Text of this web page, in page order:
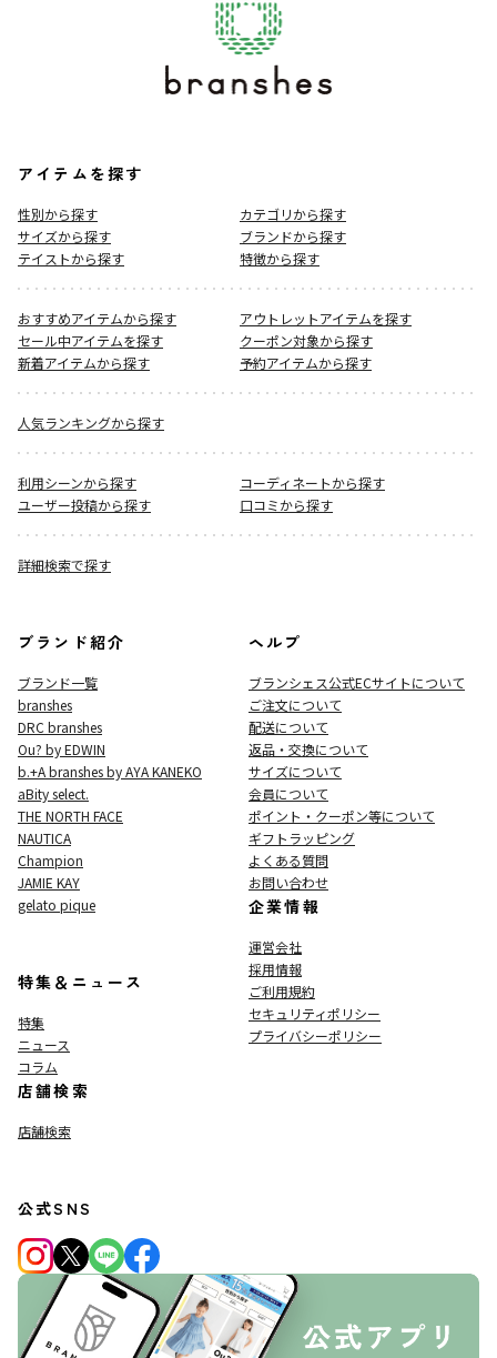
アイテムを探す
性別から探す
カテゴリから探す
サイズから探す
ブランドから探す
テイストから探す
特徴から探す
おすすめアイテムから探す
アウトレットアイテムを探す
セール中アイテムを探す
クーポン対象から探す
新着アイテムから探す
予約アイテムから探す
人気ランキングから探す
利用シーンから探す
コーディネートから探す
ユーザー投稿から探す
口コミから探す
詳細検索で探す
ブランド紹介
ブランド一覧
branshes
DRC branshes
Ou? by EDWIN
b.+A branshes by AYA KANEKO
aBity select.
THE NORTH FACE
NAUTICA
Champion
JAMIE KAY
gelato pique
特集＆ニュース
特集
ニュース
コラム
店舗検索
店舗検索
ヘルプ
ブランシェス公式ECサイトについて
ご注文について
配送について
返品・交換について
サイズについて
会員について
ポイント・クーポン等について
ギフトラッピング
よくある質問
お問い合わせ
企業情報
運営会社
採用情報
ご利用規約
セキュリティポリシー
プライバシーポリシー
公式SNS